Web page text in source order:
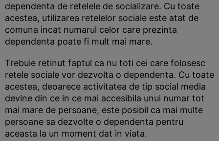
dependenta de retelele de socializare. Cu toate
acestea, utilizarea retelelor sociale este atat de
comuna incat numarul celor care prezinta
dependenta poate fi mult mai mare.
Trebuie retinut faptul ca nu toti cei care folosesc
retele sociale vor dezvolta o dependenta. Cu toate
acestea, deoarece activitatea de tip social media
devine din ce in ce mai accesibila unui numar tot
mai mare de persoane, este posibil ca mai multe
persoane sa dezvolte o dependenta pentru
aceasta la un moment dat in viata.